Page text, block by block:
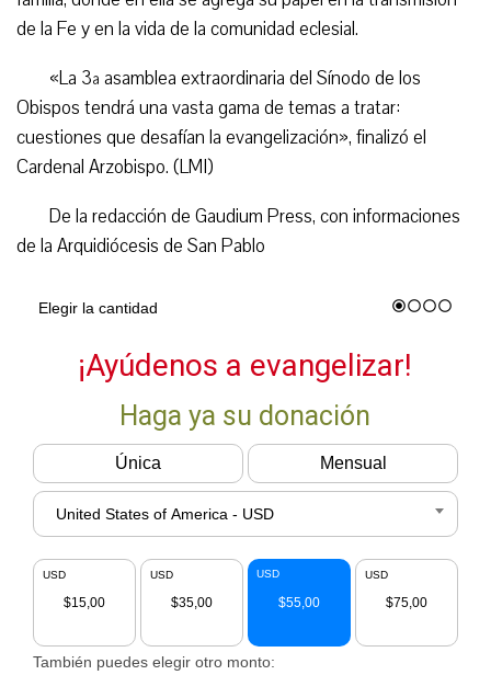
de la Fe y en la vida de la comunidad eclesial.
«La 3ª asamblea extraordinaria del Sínodo de los
Obispos tendrá una vasta gama de temas a tratar:
cuestiones que desafían la evangelización», finalizó el
Cardenal Arzobispo. (LMI)
De la redacción de Gaudium Press, con informaciones
de la Arquidiócesis de San Pablo